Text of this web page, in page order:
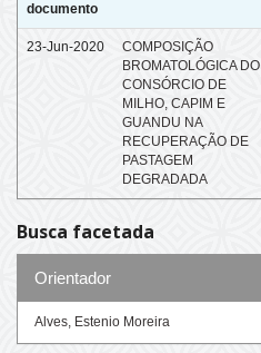
documento
23-Jun-2020
COMPOSIÇÃO
BROMATOLÓGICA DO
CONSÓRCIO DE
MILHO, CAPIM E
GUANDU NA
RECUPERAÇÃO DE
PASTAGEM
DEGRADADA
Busca facetada
Orientador
Alves, Estenio Moreira